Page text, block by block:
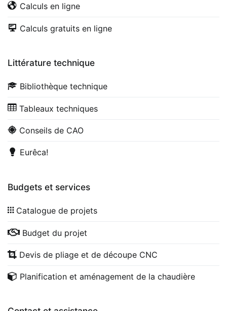
Calculs en ligne
Calculs gratuits en ligne
Littérature technique
Bibliothèque technique
Tableaux techniques
Conseils de CAO
Eurêca!
Budgets et services
Catalogue de projets
Budget du projet
Devis de pliage et de découpe CNC
Planification et aménagement de la chaudière